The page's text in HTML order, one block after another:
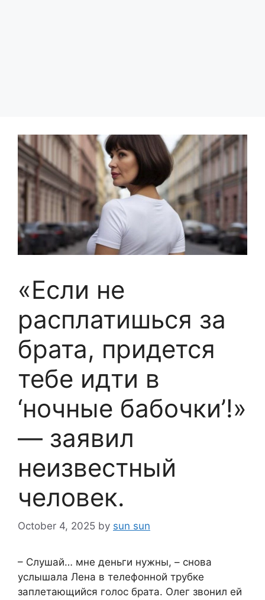
«Если не
расплатишься за
брата, придется
тебе идти в
‘ночные бабочки’!»
— заявил
неизвестный
человек.
October 4, 2025 by sun sun
– Слушай… мне деньги нужны, – снова
услышала Лена в телефонной трубке
заплетающийся голос брата. Олег звонил ей